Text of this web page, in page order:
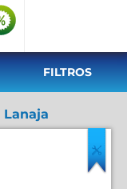
FILTROS
Lanaja